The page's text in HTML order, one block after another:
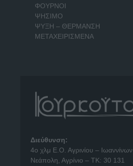
ΦΟΥΡΝΟΙ
ΨΗΣΙΜΟ
ΨΥΞΗ – ΘΕΡΜΑΝΣΗ
ΜΕΤΑΧΕΙΡΙΣΜΕΝΑ
Διεύθυνση:
4o χλμ Ε.Ο. Αγρινίου – Ιωαννίνων
Νεάπολη, Αγρίνιο – ΤΚ: 30 131